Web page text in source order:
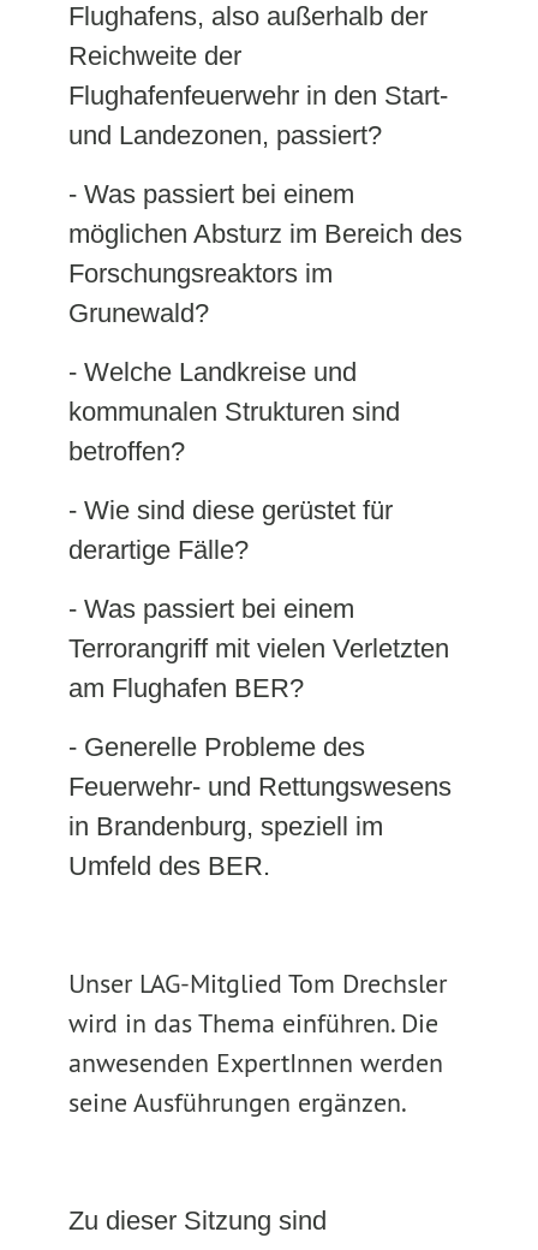
Flughafens, also außerhalb der
Reichweite der
Flughafenfeuerwehr in den Start-
und Landezonen, passiert?
- Was passiert bei einem
möglichen Absturz im Bereich des
Forschungsreaktors im
Grunewald?
- Welche Landkreise und
kommunalen Strukturen sind
betroffen?
- Wie sind diese gerüstet für
derartige Fälle?
- Was passiert bei einem
Terrorangriff mit vielen Verletzten
am Flughafen BER?
- Generelle Probleme des
Feuerwehr- und Rettungswesens
in Brandenburg, speziell im
Umfeld des BER.
Unser LAG-Mitglied Tom Drechsler
wird in das Thema einführen. Die
anwesenden ExpertInnen werden
seine Ausführungen ergänzen.
Zu dieser Sitzung sind